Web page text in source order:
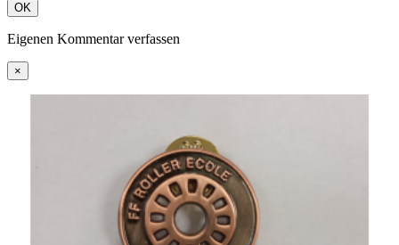
OK
Eigenen Kommentar verfassen
×